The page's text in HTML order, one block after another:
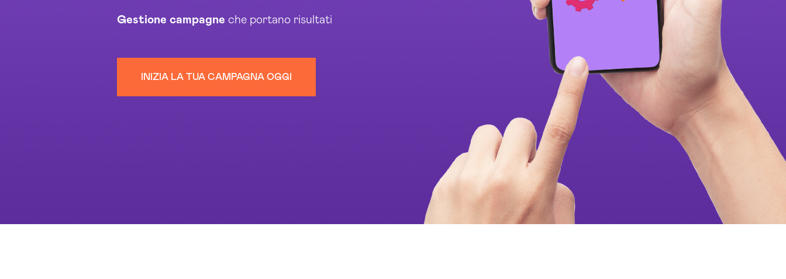
Gestione campagne che portano risultati
INIZIA LA TUA CAMPAGNA OGGI